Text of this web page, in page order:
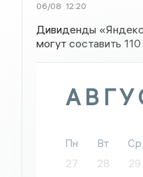
06/08 12:20
Дивиденды
могут составить
Пн Вт Ср
27
28 29